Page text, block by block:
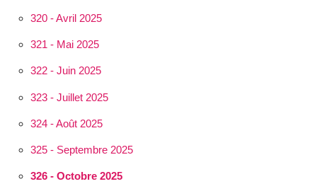
320 - Avril 2025
321 - Mai 2025
322 - Juin 2025
323 - Juillet 2025
324 - Août 2025
325 - Septembre 2025
326 - Octobre 2025